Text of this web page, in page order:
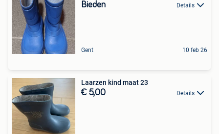
Bieden Details
Gent 10 feb 26
Laarzen kind maat 23
€ 5,00 Details